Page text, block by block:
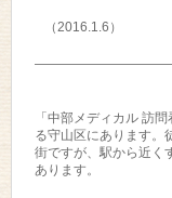
（2016.1.6）
「中部メディカル 訪
る守山区にあります。
街ですが、駅から近く
あります。